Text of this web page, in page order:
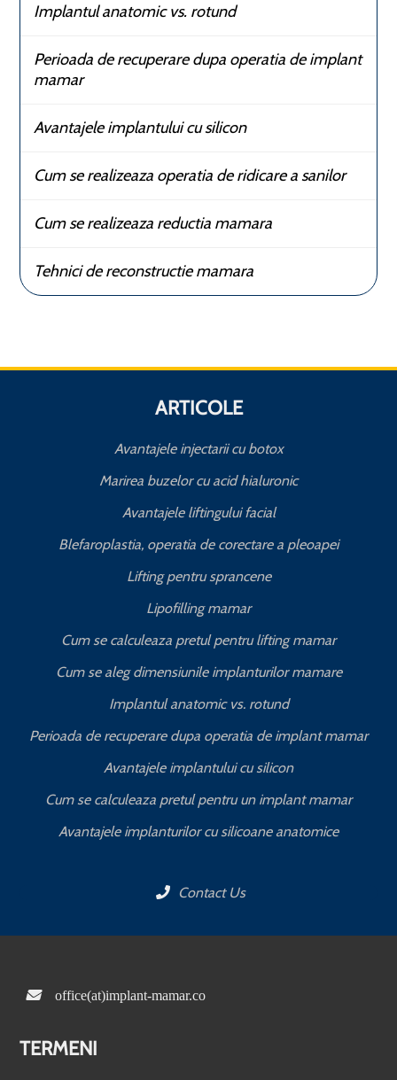
Implantul anatomic vs. rotund
Perioada de recuperare dupa operatia de implant
mamar
Avantajele implantului cu silicon
Cum se realizeaza operatia de ridicare a sanilor
Cum se realizeaza reductia mamara
Tehnici de reconstructie mamara
ARTICOLE
Avantajele injectarii cu botox
Marirea buzelor cu acid hialuronic
Avantajele liftingului facial
Blefaroplastia, operatia de corectare a pleoapei
Lifting pentru sprancene
Lipofilling mamar
Cum se calculeaza pretul pentru lifting mamar
Cum se aleg dimensiunile implanturilor mamare
Implantul anatomic vs. rotund
Perioada de recuperare dupa operatia de implant mamar
Avantajele implantului cu silicon
Cum se calculeaza pretul pentru un implant mamar
Avantajele implanturilor cu silicoane anatomice
Contact Us
office(at)implant-mamar.co
TERMENI